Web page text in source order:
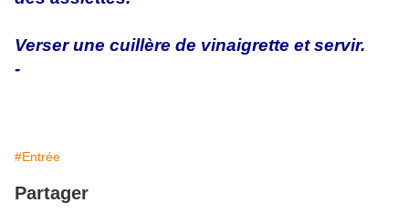
Verser une cuillère de vinaigrette et servir.
-
#Entrée
Partager